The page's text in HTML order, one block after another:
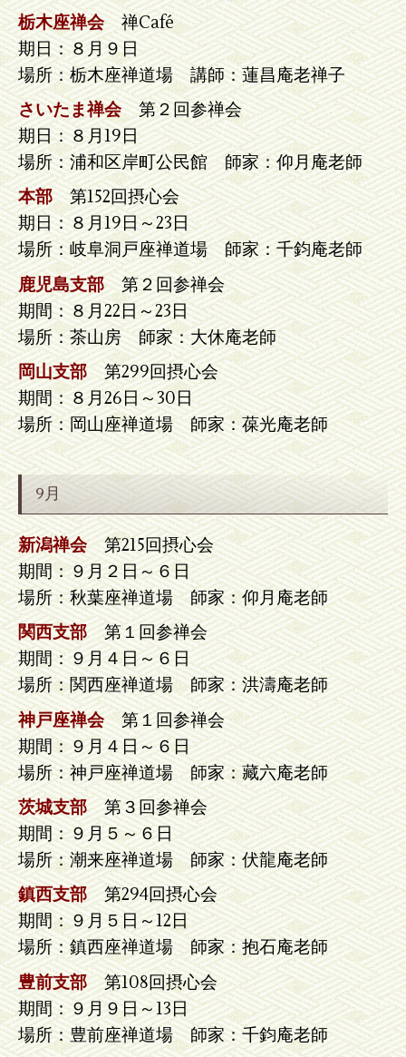
栃木座禅会禅Café
期日：８月９日
場所：栃木座禅道場 講師：蓮昌庵老禅子
さいたま禅会第２回参禅会
期日：８月19日
場所：浦和区岸町公民館 師家：仰月庵老師
本部第152回摂心会
期日：８月19日～23日
場所：岐阜洞戸座禅道場 師家：千鈞庵老師
鹿児島支部第２回参禅会
期間：８月22日～23日
場所：茶山房 師家：大休庵老師
岡山支部第299回摂心会
期間：８月26日～30日
場所：岡山座禅道場 師家：葆光庵老師
9月
新潟禅会第215回摂心会
期間：９月２日～６日
場所：秋葉座禅道場 師家：仰月庵老師
関西支部第１回参禅会
期間：９月４日～６日
場所：関西座禅道場 師家：洪濤庵老師
神戸座禅会第１回参禅会
期間：９月４日～６日
場所：神戸座禅道場 師家：藏六庵老師
茨城支部第３回参禅会
期間：９月５～６日
場所：潮来座禅道場 師家：伏龍庵老師
鎮西支部第294回摂心会
期間：９月５日～12日
場所：鎮西座禅道場 師家：抱石庵老師
豊前支部第108回摂心会
期間：９月９日～13日
場所：豊前座禅道場 師家：千鈞庵老師